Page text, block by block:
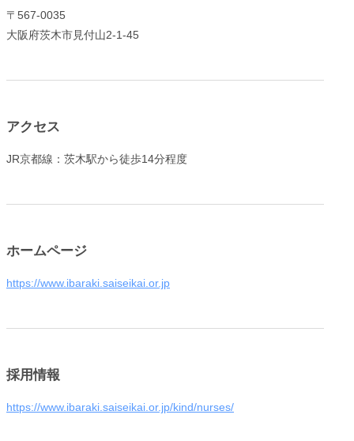
〒567-0035
大阪府茨木市見付山2-1-45
アクセス
JR京都線：茨木駅から徒歩14分程度
ホームページ
https://www.ibaraki.saiseikai.or.jp
採用情報
https://www.ibaraki.saiseikai.or.jp/kind/nurses/